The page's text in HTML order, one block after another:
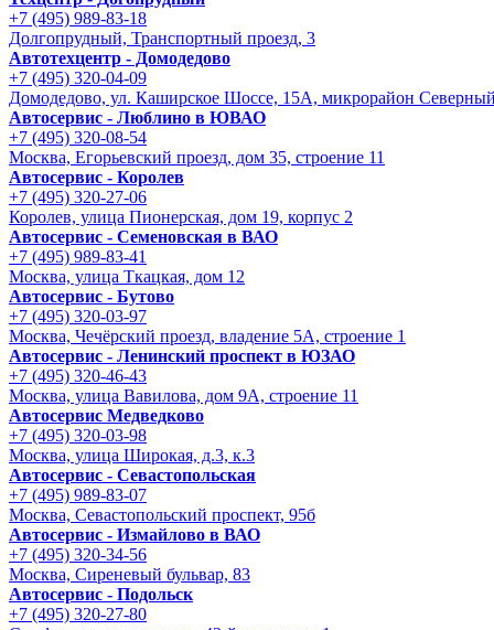
+7 (495) 989-83-18
Долгопрудный, Транспортный проезд, 3
Автотехцентр - Домодедово
+7 (495) 320-04-09
Домодедово, ул. Каширское Шоссе, 15А, микрорайон
Автосервис - Люблино в ЮВАО
+7 (495) 320-08-54
Москва, Егорьевский проезд, дом 35, строение 11
Автосервис - Королев
+7 (495) 320-27-06
Королев, улица Пионерская, дом 19, корпус 2
Автосервис - Семеновская в ВАО
+7 (495) 989-83-41
Москва, улица Ткацкая, дом 12
Автосервис - Бутово
+7 (495) 320-03-97
Москва, Чечёрский проезд, владение 5А, строение 1
Автосервис - Ленинский проспект в ЮЗАО
+7 (495) 320-46-43
Москва, улица Вавилова, дом 9A, строение 11
Автосервис Медведково
+7 (495) 320-03-98
Москва, улица Широкая, д.3, к.3
Автосервис - Cевастопольская
+7 (495) 989-83-07
Москва, Севастопольский проспект, 95б
Автосервис - Измайлово в ВАО
+7 (495) 320-34-56
Москва, Сиреневый бульвар, 83
Автосервис - Подольск
+7 (495) 320-27-80